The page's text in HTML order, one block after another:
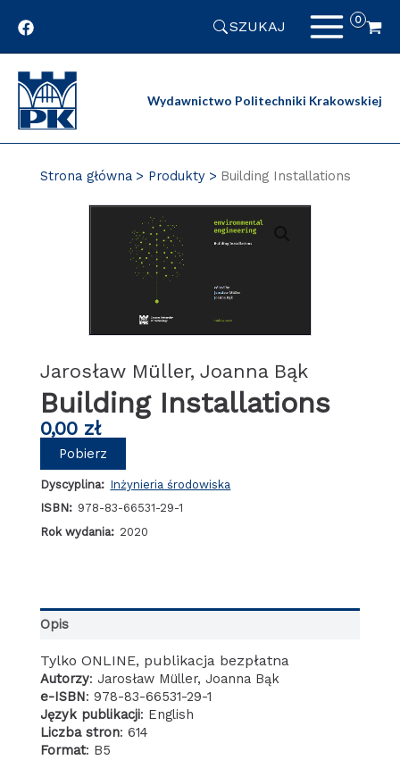
SZUKAJ
Wydawnictwo Politechniki Krakowskiej
Strona główna Produkty Building Installations
Jarosław Müller, Joanna Bąk
Building Installations
0,00 zł
Pobierz
Dyscyplina: Inżynieria środowiska
ISBN: 978-83-66531-29-1
Rok wydania: 2020
Opis
Tylko ONLINE, publikacja bezpłatna
Autorzy: Jarosław Müller, Joanna Bąk
e-ISBN: 978-83-66531-29-1
Język publikacji: English
Liczba stron: 614
Format: B5